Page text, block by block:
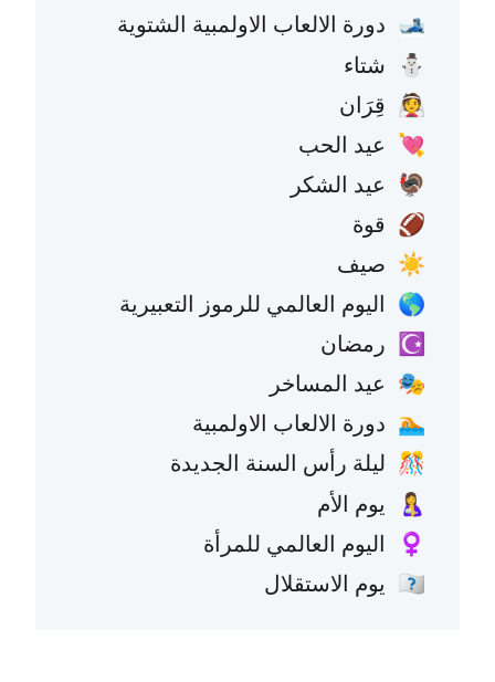
🎿 دورة الالعاب الاولمبية الشتوية
⛄ شتاء
👰 قِرَان
💘 عيد الحب
🦃 عيد الشكر
🏈 قوة
☀️ صيف
🌎 اليوم العالمي للرموز التعبيرية
☪️ رمضان
🎭 عيد المساخر
🏊 دورة الالعاب الاولمبية
🎊 ليلة رأس السنة الجديدة
🤱 يوم الأم
♀️ اليوم العالمي للمرأة
🇺🇸 يوم الاستقلال